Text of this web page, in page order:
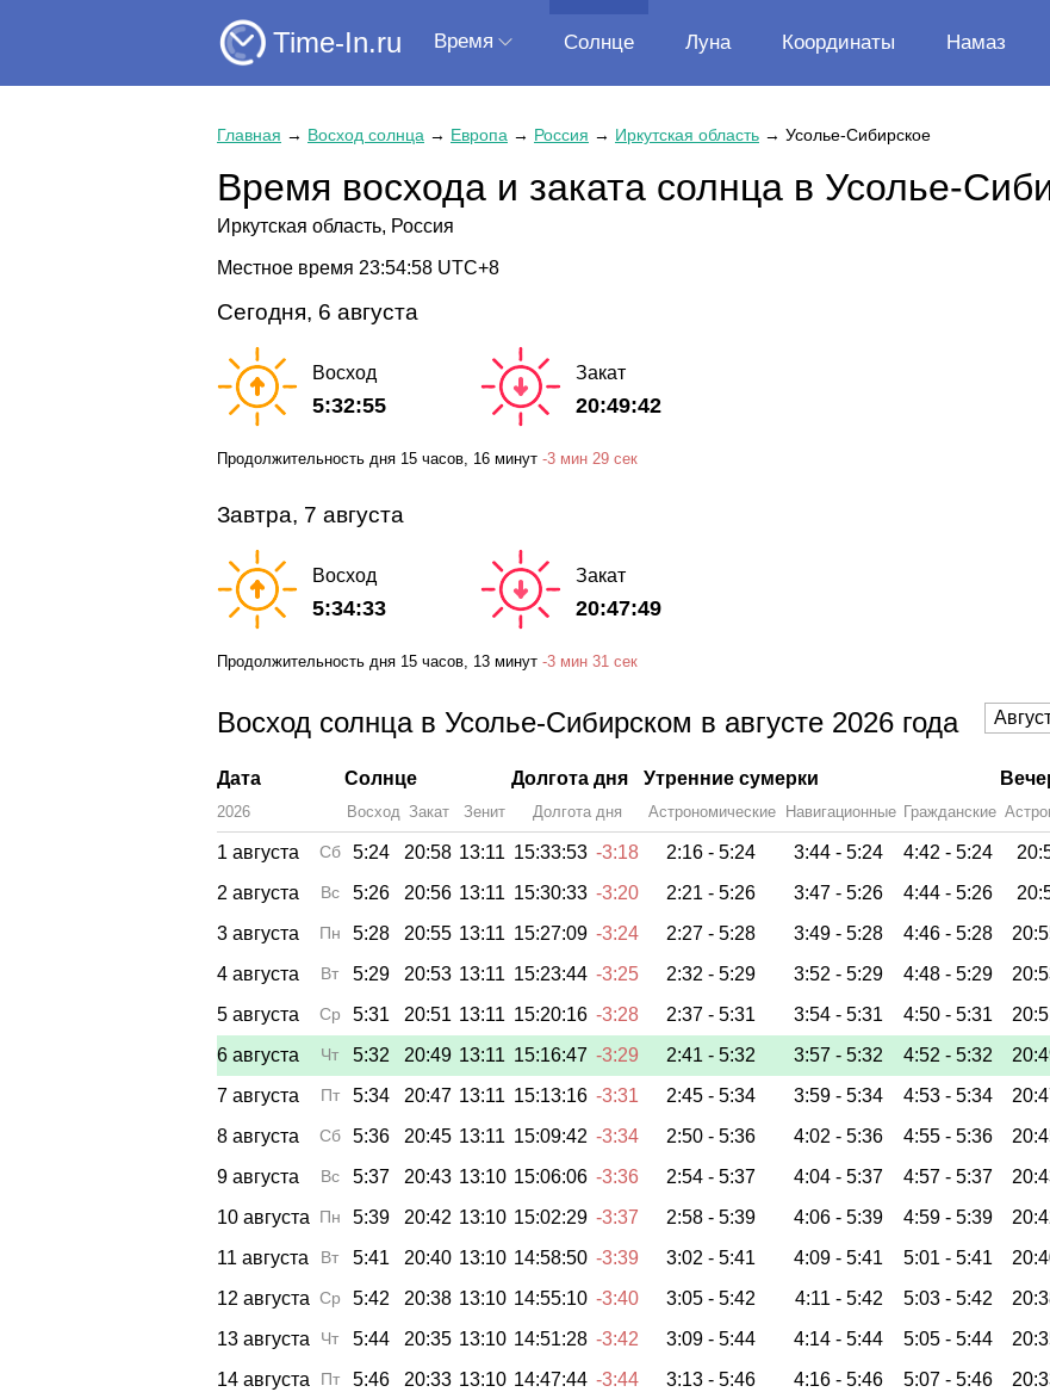
Time-In.ru Время Солнце Луна Координаты Намаз
Главная → Восход солнца → Европа → Россия → Иркутская область → Усолье-Сибирское
Время восхода и заката солнца в Усолье-
Иркутская область, Россия
Местное время 23:54:59 UTC+8
Сегодня, 6 августа
Восход
5:32:55
Закат
20:49:42
Продолжительность дня 15 часов , 16 минут -3 мин 29 сек
Завтра, 7 августа
Восход
5:34:33
Закат
20:47:49
Продолжительность дня 15 часов, 13 минут -3 мин 31 сек
Восход солнца в Усолье-Сибирском в августе 2026 года
Дата Солнце Долгота дня Утренние сумерки
2026 Восход Закат Зенит Долгота дня Астрономические Навигационные Гражданские
1 августа Сб 5:24 20:58 13:11 15:33:53 -3:18 2:16 - 5:24 3:44 - 5:24 4:42 - 5:24
2 августа
Вс 5:26 20:56 13:11 15:30:33 -3:20 2:21 - 5:26 3:47 - 5:26 4:44 - 5:26
3 августа
Пн 5:28 20:55 13:11 15:27:09 -3:24 2:27 - 5:28 3:49 - 5:28 4:46 - 5:28
4 августа
Вт 5:29 20:53 13:11 15:23:44 -3:25 2:32 - 5:29 3:52 - 5:29 4:48 - 5:29
5 августа
Ср 5:31 20:51 13:11 15:20:16 -3:28 2:37 - 5:31 3:54 - 5:31 4:50 - 5:31
6 августа
Чт 5:32 20:49 13:11 15:16:47 -3:29 2:41 - 5:32 3:57 - 5:32 4:52 - 5:32
7 августа
Пт 5:34 20:47 13:11 15:13:16 -3:31 2:45 - 5:34 3:59 - 5:34 4:53 - 5:34
8 августа
Сб 5:36 20:45 13:11 15:09:42 -3:34 2:50 - 5:36 4:02 - 5:36 4:55 - 5:36
9 августа
Вс 5:37 20:43 13:10 15:06:06 -3:36 2:54 - 5:37 4:04 - 5:37 4:57 - 5:37
10 августа
Пн 5:39 20:42 13:10 15:02:29 -3:37 2:58 - 5:39 4:06 - 5:39 4:59 - 5:39
11 августа
Вт 5:41 20:40 13:10 14:58:50 -3:39 3:02 - 5:41 4:09 - 5:41 5:01 - 5:41
12 августа Ср 5:42 20:38 13:10 14:55:10 -3:40 3:05 - 5:42 4:11 - 5:42 5:03 - 5:42
13 августа
Чт 5:44 20:35 13:10 14:51:28 -3:42 3:09 - 5:44 4:14 - 5:44 5:05 - 5:44
14 августа
Пт 5:46 20:33 13:10 14:47:44 -3:44 3:13 - 5:46 4:16 - 5:46 5:07 - 5:46